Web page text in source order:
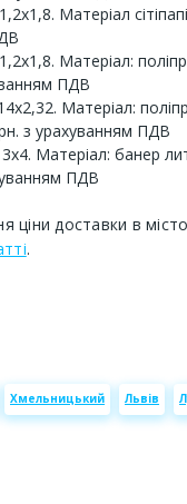
Матеріал
Матеріал:
ПДВ
Матеріал:
з урахуванням ПДВ
Матеріал: банер
ПДВ
ціни доставки в
.
Хмельницький Львів